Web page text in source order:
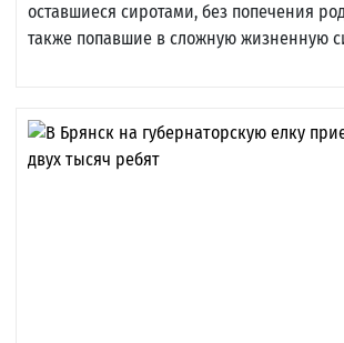
оставшиеся сиротами, без попечения
также попавшие в сложную жизненную